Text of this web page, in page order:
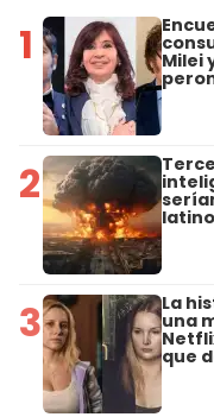
1 Milei
2
3 La
una
que